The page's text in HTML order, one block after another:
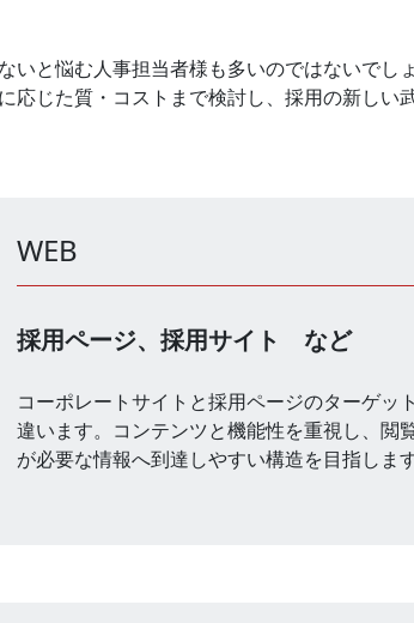
と悩む人事担当者様も多いのではないでし
応じた質・コストまで検討し、採用の新しい
WEB
採用ページ、採用サイト など
コーポレートサイトと採用ページのターゲッ
違います。コンテンツと機能性を重視し、閲
が必要な情報へ到達しやすい構造を目指します